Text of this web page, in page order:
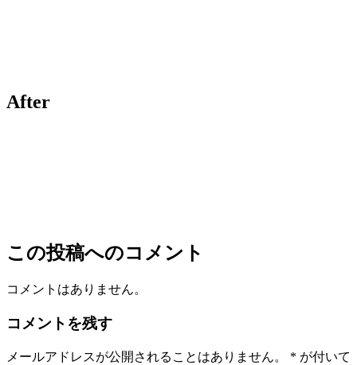
After
この投稿へのコメント
コメントはありません。
コメントを残す
メールアドレスが公開されることはありません。 * が付いて